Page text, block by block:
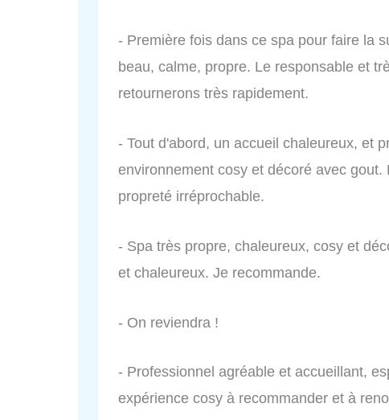
- Première fois dans ce spa pour faire la
beau, calme, propre. Le responsable et
retournerons très rapidement.
- Tout d'abord, un accueil chaleureux, et
environnement cosy et décoré avec
propreté irréprochable.
- Spa très propre, chaleureux, cosy et
et chaleureux. Je recommande.
- On reviendra !
- Professionnel agréable et accueillant,
expérience cosy à recommander et à